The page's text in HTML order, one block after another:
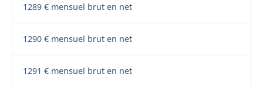
1289 € mensuel brut en net
1290 € mensuel brut en net
1291 € mensuel brut en net